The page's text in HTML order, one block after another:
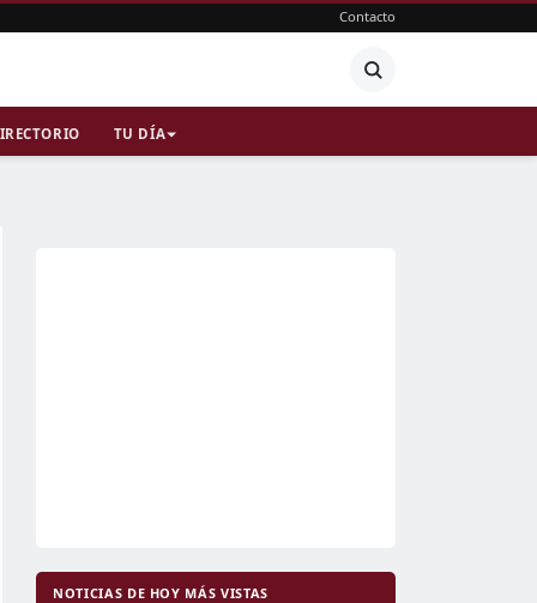
Contacto
TU DÍA
NOTICIAS DE HOY MÁS VISTAS